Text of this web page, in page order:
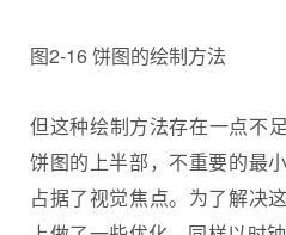
图2-16 饼图的绘制方法
但这种绘制方法存在一点
饼图的上半部，不重要的最
占据了视觉焦点。为了解决